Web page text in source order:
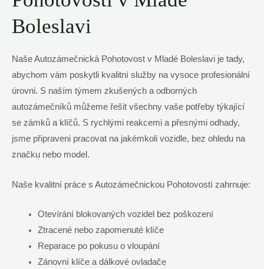
Boleslavi
Naše Autozámečnická Pohotovost v Mladé Boleslavi je tady,
abychom vám poskytli kvalitní služby na vysoce profesionální
úrovni. S naším týmem zkušených a odborných
autozámečníků můžeme řešit všechny vaše potřeby týkající
se zámků a klíčů. S rychlými reakcemi a přesnými odhady,
jsme připraveni pracovat na jakémkoli vozidle, bez ohledu na
značku nebo model.
Naše kvalitní práce s Autozámečnickou Pohotovostí zahrnuje:
Otevírání blokovaných vozidel bez poškození
Ztracené nebo zapomenuté klíče
Reparace po pokusu o vloupání
Zánovní klíče a dálkové ovladače